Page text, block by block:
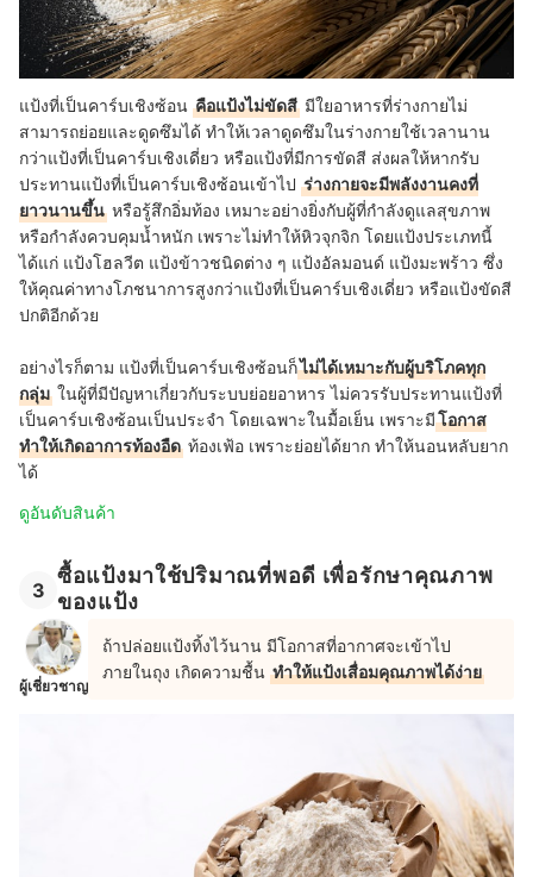
แป้งที่เป็นคาร์บเชิงซ้อน คือแป้งไม่ขัดสี มีใยอาหารที่ร่างกายไม่
สามารถย่อยและดูดซึมได้ ทำให้เวลาดูดซึมในร่างกายใช้เวลานาน
กว่าแป้งที่เป็นคาร์บเชิงเดี่ยว หรือแป้งที่มีการขัดสี ส่งผลให้หากรับ
ประทานแป้งที่เป็นคาร์บเชิงซ้อนเข้าไป ร่างกายจะมีพลังงานคงที่
ยาวนานขึ้น หรือรู้สึกอิ่มท้อง เหมาะอย่างยิ่งกับผู้ที่กำลังดูแลสุขภาพ
หรือกำลังควบคุมน้ำหนัก เพราะไม่ทำให้หิวจุกจิก โดยแป้งประเภทนี้
ได้แก่ แป้งโฮลวีต แป้งข้าวชนิดต่าง ๆ แป้งอัลมอนด์ แป้งมะพร้าว ซึ่ง
ให้คุณค่าทางโภชนาการสูงกว่าแป้งที่เป็นคาร์บเชิงเดี่ยว หรือแป้งขัดสี
ปกติอีกด้วย
อย่างไรก็ตาม แป้งที่เป็นคาร์บเชิงซ้อนก็ไม่ได้เหมาะกับผู้บริโภคทุก
กลุ่ม ในผู้ที่มีปัญหาเกี่ยวกับระบบย่อยอาหาร ไม่ควรรับประทานแป้งที่
เป็นคาร์บเชิงซ้อนเป็นประจำ โดยเฉพาะในมื้อเย็น เพราะมีโอกาส
ทำให้เกิดอาการท้องอืด ท้องเฟ้อ เพราะย่อยได้ยาก ทำให้นอนหลับยาก
ได้
ดูอันดับสินค้า
3
ซื้อแป้งมาใช้ปริมาณที่พอดี เพื่อรักษาคุณภาพ
ของแป้ง
ผู้เชี่ยวชาญ
ถ้าปล่อยแป้งทิ้งไว้นาน มีโอกาสที่อากาศจะเข้าไป
ภายในถุง เกิดความชื้น ทำให้แป้งเสื่อมคุณภาพได้ง่าย